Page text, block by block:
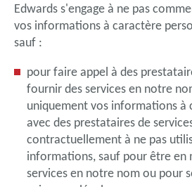
Edwards s'engage à ne pas
vos informations à caractère
sauf :
pour faire appel à des
fournir des services en notre
uniquement vos informations à
avec des prestataires de
contractuellement à ne pas
informations, sauf pour être en
services en notre nom ou pour